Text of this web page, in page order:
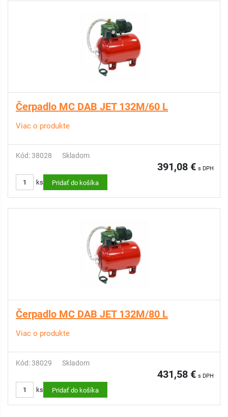
Čerpadlo MC DAB JET 132M/60 L
Viac o produkte
Kód: 38028 Skladom
391,08 € s DPH
ks Pridať do košíka
Čerpadlo MC DAB JET 132M/80 L
Viac o produkte
Kód: 38029 Skladom
431,58 € s DPH
ks Pridať do košíka